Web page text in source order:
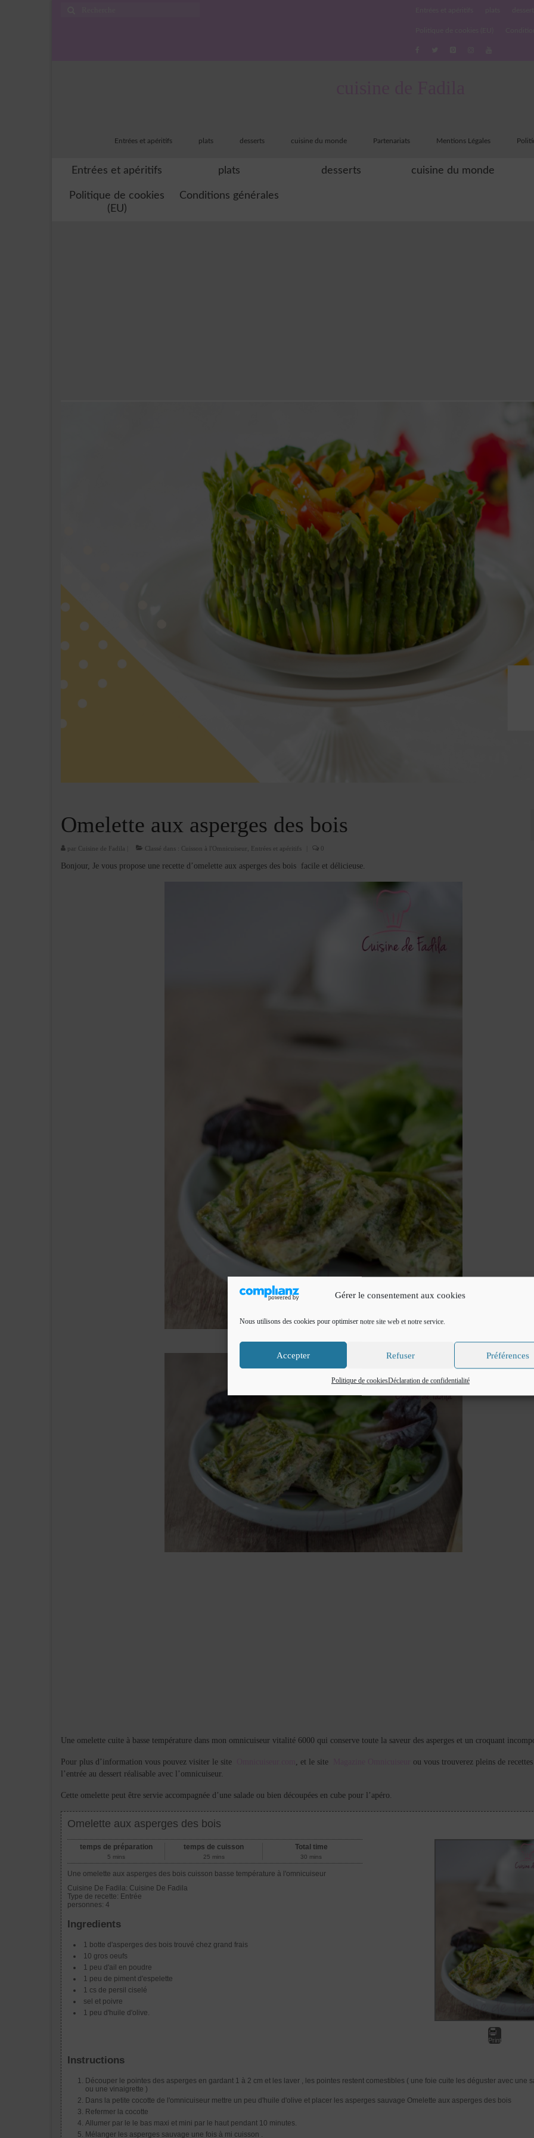
Gérer le consentement aux cookies
Nous utilisons des cookies pour optimiser notre site web et notre service.
Accepter Refuser Préférences
Politique de cookiesDéclaration de confidentialité
Entrées et apéritifs plats desserts cuisine du monde Partenariats Mentions Légales
Entrées et apéritifs plats desserts cuisine du monde
Politique de cookies
(EU)
Conditions générales
Omelette aux asperges des bois
par Cuisine de Fadila Classé dans : Cuisson à l'Omnicuiseur Entrées et apéritifs 0
Bonjour, Je vous propose une recette d’omelette aux asperges des bois facile et délicieuse.
Une omelette cuite à basse température dans mon omnicuiseur vitalité 6000 qui conserve toute la saveur des asperges et un croquant
Pour plus d’information vous pouvez visiter le site , et le site
ou vous trouverez pleins de
l’entrée au dessert réalisable avec l’omnicuiseur.
Cette omelette peut être servie accompagnée d’une salade ou bien découpées en cube pour l’apéro.
Omelette aux asperges des bois
Print
temps de préparation
5 mins
temps de cuisson
25 mins
Total time
30 mins
Une omelette aux asperges des bois cuisson basse température à l'omnicuiseur
Cuisine De Fadila: Cuisine De Fadila
Type de recette: Entrée
personnes: 4
Ingredients
1 botte d'asperges des bois trouvé chez grand frais
10 gros oeufs
1 peu d'ail en poudre
1 peu de piment d'espelette
1 cs de persil ciselé
sel et poivre
1 peu d'huile d'olive.
Instructions
Découper le pointes des asperges en gardant 1 à 2 cm et les laver , les pointes restent comestibles ( une foie cuite les déguster avec une
ou une vinaigrette )
Dans la petite cocotte de l'omnicuiseur mettre un peu d'huile d'olive et placer les asperges sauvage Omelette aux asperges des bois
Refermer la cocotte
Allumer par le le bas maxi et mini par le haut pendant 10 minutes.
Mélanger les asperges sauvage une fois à mi cuisson .